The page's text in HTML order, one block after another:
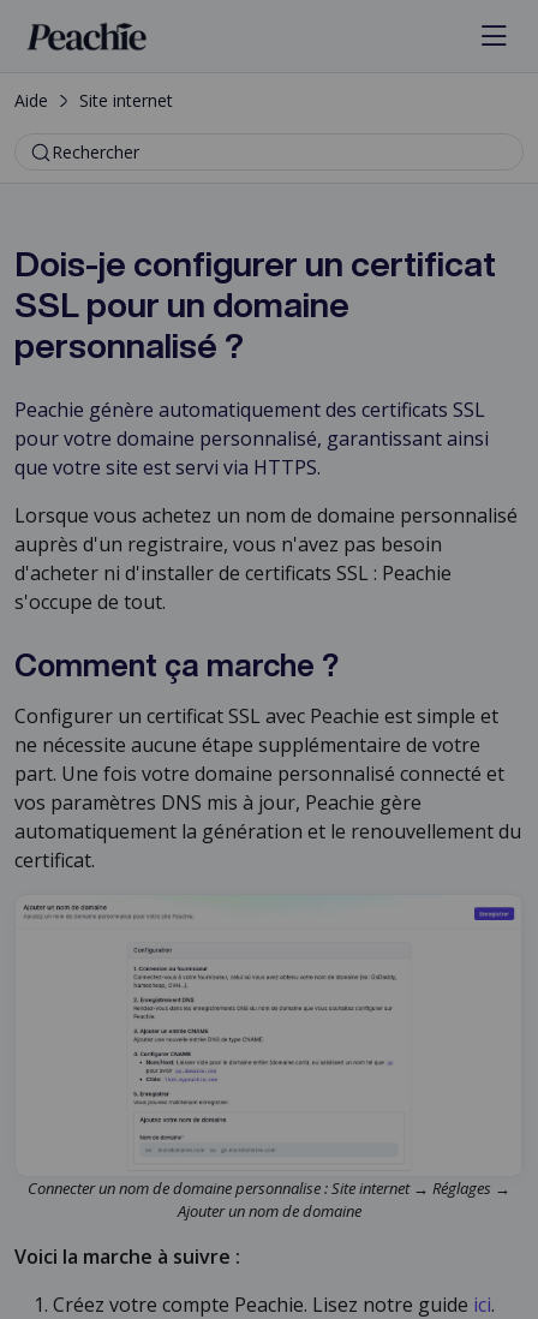
Aide Site internet
Rechercher
Dois-je configurer un certificat
SSL pour un domaine
personnalisé ?
Peachie génère automatiquement des certificats SSL
pour votre domaine personnalisé, garantissant ainsi
que votre site est servi via HTTPS.
Lorsque vous achetez un nom de domaine personnalisé
auprès d'un registraire, vous n'avez pas besoin
d'acheter ni d'installer de certificats SSL : Peachie
s'occupe de tout.
Comment ça marche ?
Configurer un certificat SSL avec Peachie est simple et
ne nécessite aucune étape supplémentaire de votre
part. Une fois votre domaine personnalisé connecté et
vos paramètres DNS mis à jour, Peachie gère
automatiquement la génération et le renouvellement du
certificat.
Connecter un nom de domaine personnalise : Site internet → Réglages →
Ajouter un nom de domaine
Voici la marche à suivre :
Créez votre compte Peachie. Lisez notre guide ici.